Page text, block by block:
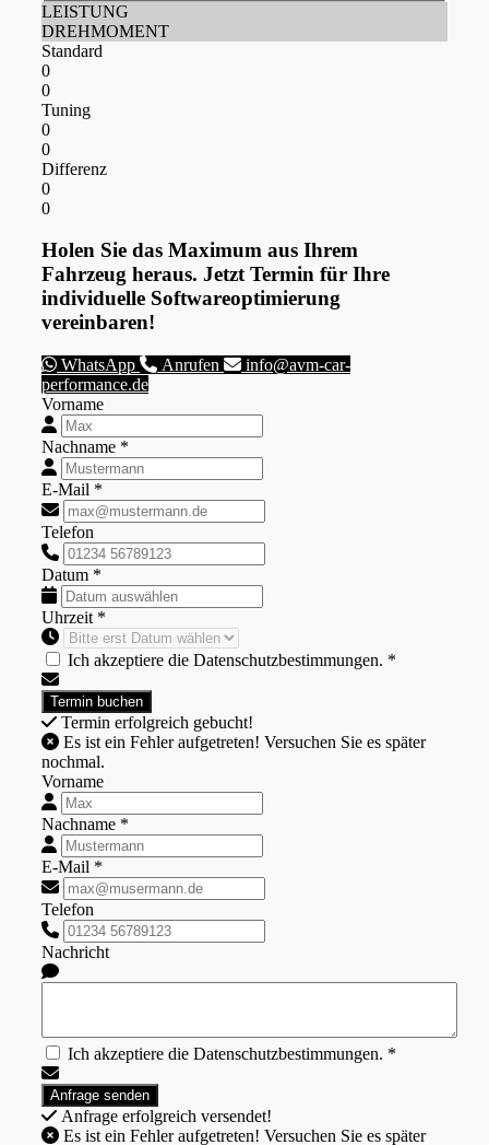
LEISTUNG
DREHMOMENT
Standard
0
0
Tuning
0
0
Differenz
0
0
Holen Sie das Maximum aus Ihrem
Fahrzeug heraus. Jetzt Termin für Ihre
individuelle Softwareoptimierung
vereinbaren!
WhatsApp Anrufen
info@avm-car-
performance.de
Vorname
Nachname *
E-Mail *
Telefon
Datum *
Uhrzeit *
Ich akzeptiere die Datenschutzbestimmungen. *
Termin erfolgreich gebucht!
nochmal.
Vorname
Nachname *
E-Mail *
Telefon
Nachricht
Ich akzeptiere die Datenschutzbestimmungen. *
Anfrage erfolgreich versendet!